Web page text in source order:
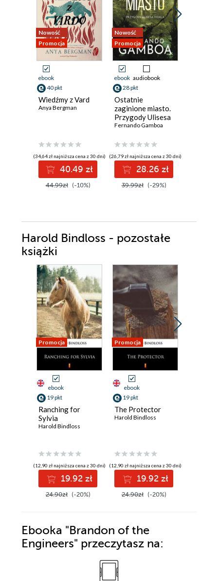
Nowość
Promocja
ebook
40 pkt
Wiedźmy z Vard
Anya Bergman
(34,64 zł najniższa cena z 30 dni)
40.49 zł
44.99zł (-10%)
Nowość
Promocja
ebook audiobook
28 pkt
Ostatnie
zaginione miasto.
Przygody Ulisesa
Vidala. Tom 2
Fernando Gamboa
(26,79 zł najniższa cena z 30 dni)
28.26 zł
39.99zł (-29%)
Harold Bindloss - pozostałe
książki
Promocja
ebook
19 pkt
Ranching for
Sylvia
Harold Bindloss
(12,90 zł najniższa cena z 30 dni)
19.92 zł
24.90zł (-20%)
Promocja
ebook
19 pkt
The Protector
Harold Bindloss
(12,90 zł najniższa cena z 30 dni)
19.92 zł
24.90zł (-20%)
Ebooka "Brandon of the
Engineers" przeczytasz na: